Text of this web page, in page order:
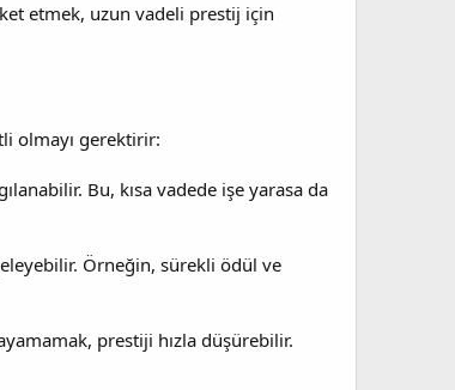
etmek, uzun vadeli prestij için
olmayı gerektirir:
Bu, kısa vadede işe yarasa da
Örneğin, sürekli ödül ve
prestiji hızla düşürebilir.